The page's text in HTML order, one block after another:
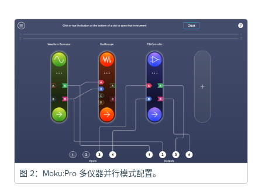
图 2：Moku:Pro 多仪器并行模式配置。